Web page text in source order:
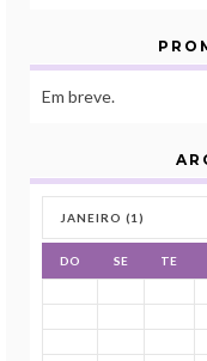
Em breve.
DO SE TE